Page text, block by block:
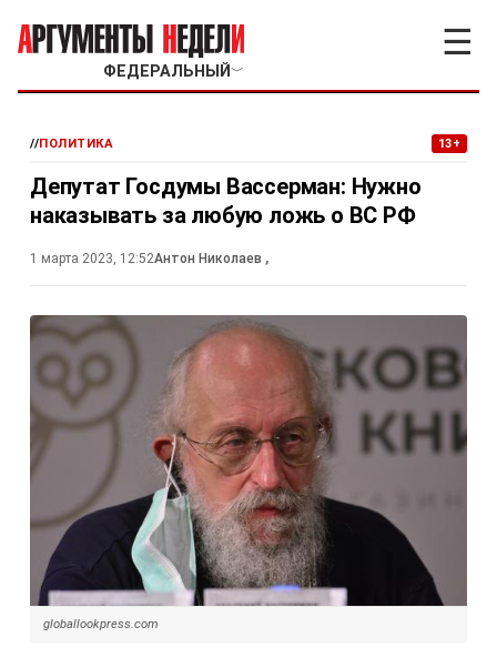
ФЕДЕРАЛЬНЫЙ ﹀
☰
//ПОЛИТИКА 13+
Депутат Госдумы Вассерман: Нужно
наказывать за любую ложь о ВС РФ
1 марта 2023, 12:52Антон Николаев ,
globallookpress.com